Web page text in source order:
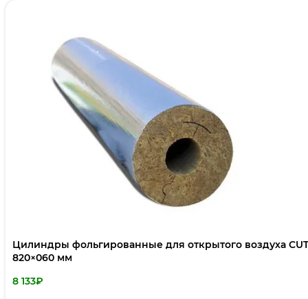
Цилиндры фольгированные для открытого воздуха
820×060 мм
8 133₽